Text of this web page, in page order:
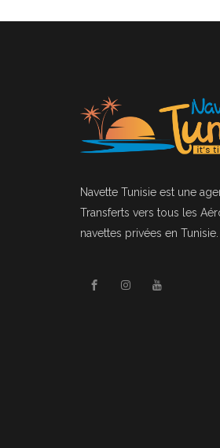
Navette Tunisie est une
Transferts vers tous les
navettes privées en Tunisie.